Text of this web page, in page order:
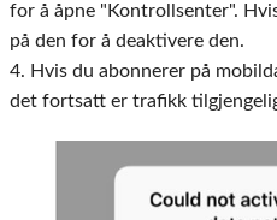
for å åpne "Kontrollsenter".
på den for å deaktivere den.
4. Hvis du abonnerer på
det fortsatt er trafikk